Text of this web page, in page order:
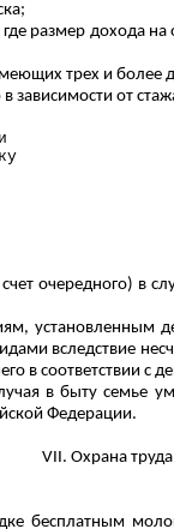
размер дохода
трех и более
зависимости от
очередного) в
вследствие
в соответствии
в быту
Федерации.
VII. Охрана
бесплатным